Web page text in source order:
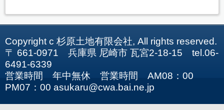
Copyright c 杉原土地有限会社, All rights reserved.
〒 661-0971 兵庫県 尼崎市 瓦宮2-18-15 tel.06-
6491-6339
営業時間 年中無休 営業時間 AM08：00
PM07：00 asukaru@cwa.bai.ne.jp